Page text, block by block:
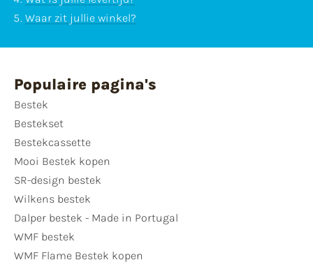
Waar zit jullie winkel?
Populaire pagina's
Bestek
Bestekset
Bestekcassette
Mooi Bestek kopen
SR-design bestek
Wilkens bestek
Dalper bestek - Made in Portugal
WMF bestek
WMF Flame Bestek kopen